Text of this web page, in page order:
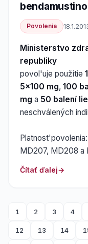
Povolenia
Ministerstvo
republiky
povol'uje použitie
5x100 mg, 100
mg a 50 balení
neschválených
MD207, MD208 a
Čítať ďalej
1 2 3 4
12 13 14